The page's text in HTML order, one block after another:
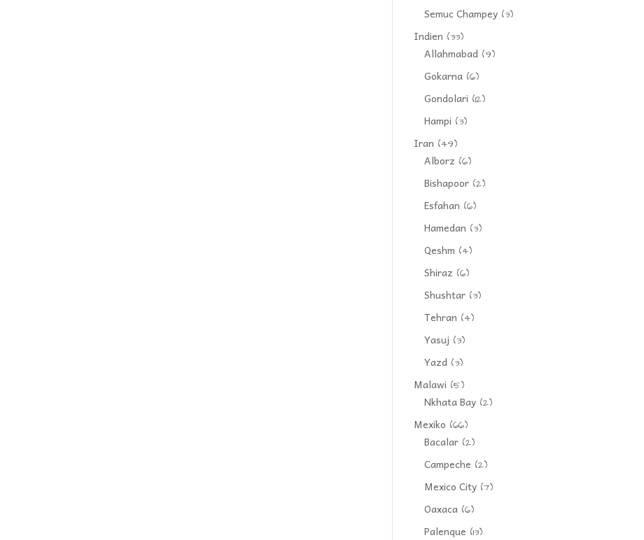
Semuc Champey (3)
Indien (33)
Allahmabad (9)
Gokarna (6)
Gondolari (12)
Hampi (3)
Iran (49)
Alborz (6)
Bishapoor (2)
Esfahan (6)
Hamedan (3)
Qeshm (4)
Shiraz (6)
Shushtar (3)
Tehran (4)
Yasuj (3)
Yazd (3)
Malawi (5)
Nkhata Bay (2)
Mexiko (66)
Bacalar (2)
Campeche (2)
Mexico City (7)
Oaxaca (6)
Palenque (13)